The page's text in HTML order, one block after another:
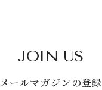
JOIN US
メールマガジンの登録